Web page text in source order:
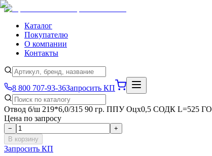
Каталог
Покупателю
О компании
Контакты
8 800 707-93-36Запросить КП
Отвод б/ш 219*6,0/315 90 гр. ППУ Оцх0,5 СОДК L=525
Цена по запросу
−
+
В корзину
Запросить КП